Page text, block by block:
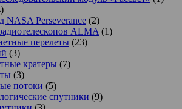
NASA Perseverance (2)
ALMA (1)
перелеты (23)
(3)
кратеры (7)
(3)
потоки (5)
спутники (9)